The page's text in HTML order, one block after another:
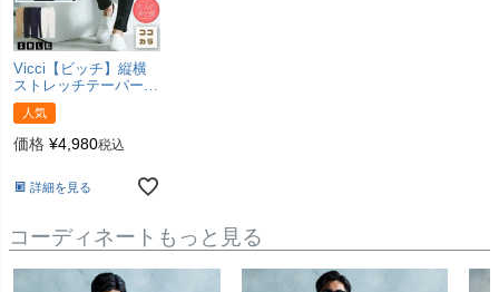
Vicci【ビッチ】縦横
ストレッチテーパード
アンクルパンツ/全4色
ストレッチstretch
人気
価格 ¥4,980税込
詳細を見る
コーディネートもっと見る